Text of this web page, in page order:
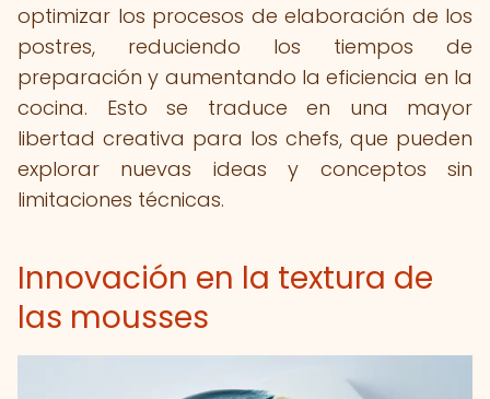
optimizar los procesos de elaboración de los
postres, reduciendo los tiempos de
preparación y aumentando la eficiencia en la
cocina. Esto se traduce en una mayor
libertad creativa para los chefs, que pueden
explorar nuevas ideas y conceptos sin
limitaciones técnicas.
Innovación en la textura de
las mousses